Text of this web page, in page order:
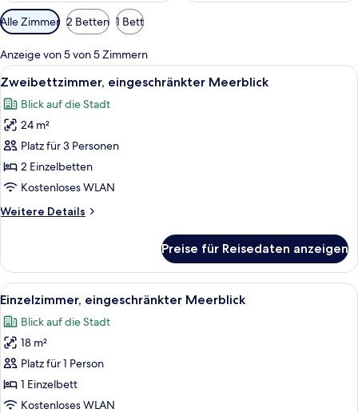
Verfügbare
Filter
für
Zimmer
Alle Zimmer 2 Betten 1 Bett
Anzeige von 5 von 5 Zimmern
Alle
Fotos
für
Zweibettzimmer,
eingeschränkter
Meerblick
anzeigen
Ein Hotelzimmer mit einem Bett,
5
Zweibettzimmer, eingeschränkter Meerblick
Blick auf die Stadt
24 m²
Platz für 3 Personen
2 Einzelbetten
Kostenloses WLAN
Weitere Details
Weitere
eingeschränkter
Meerblick
Preise für Reisedaten anzeigen
Alle
Fotos
für
Einzelzimmer,
eingeschränkter
Meerblick
anzeigen
Ein Hotelzimmer mit einem Bett,
7
Einzelzimmer, eingeschränkter Meerblick
Blick auf die Stadt
18 m²
Platz für 1 Person
1 Einzelbett
Kostenloses WLAN